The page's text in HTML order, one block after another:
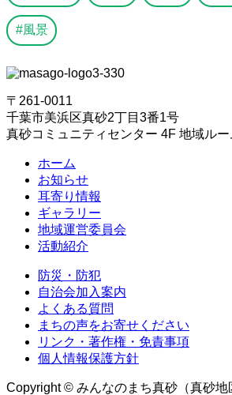
風景
〒261-0011
千葉市美浜区真砂2丁目3番1号
真砂コミュニティセンター 4F 地域ルー
ホーム
お知らせ
耳寄り情報
ギャラリー
地域運営委員会
活動紹介
防災・防犯
自治会加入案内
よくある質問
まちの声をお寄せください
リンク・著作権・免責事項
個人情報保護方針
Copyright © みんなのまち真砂（真砂地